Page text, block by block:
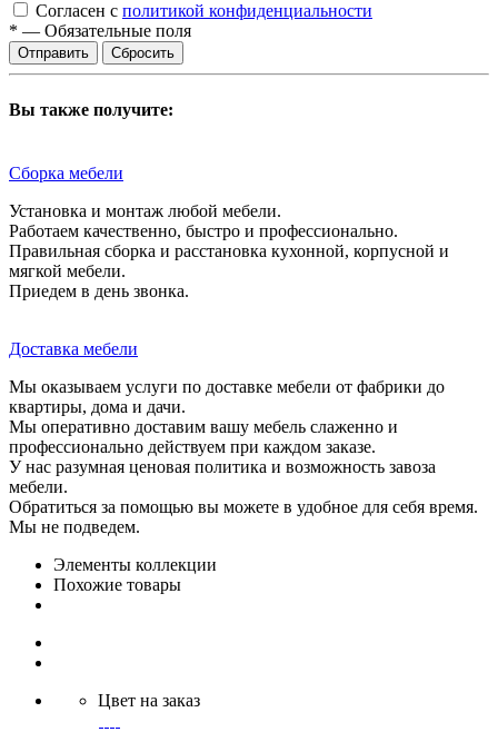
Согласен с политикой конфиденциальности
* — Обязательные поля
Сбросить
Вы также получите:
Сборка мебели
Установка и монтаж любой мебели.
Работаем качественно, быстро и профессионально.
Правильная сборка и расстановка кухонной, корпусной и
мягкой мебели.
Приедем в день звонка.
Доставка мебели
Мы оказываем услуги по доставке мебели от фабрики до
квартиры, дома и дачи.
Мы оперативно доставим вашу мебель слаженно и
профессионально действуем при каждом заказе.
У нас разумная ценовая политика и возможность завоза
мебели.
Обратиться за помощью вы можете в удобное для себя время.
Мы не подведем.
Элементы коллекции
Похожие товары
Цвет на заказ